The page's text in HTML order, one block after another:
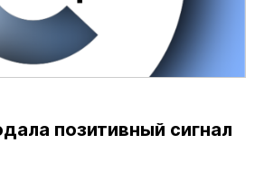
позитивный сигнал